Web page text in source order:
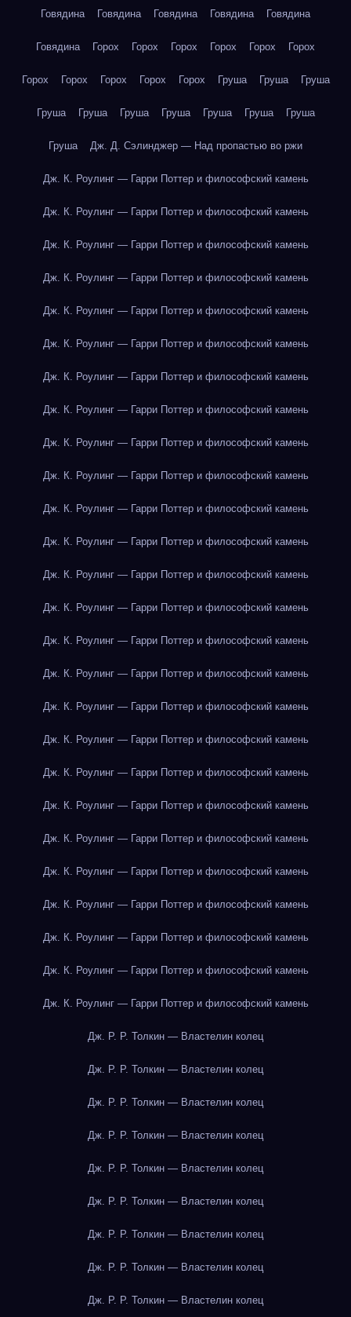
Говядина Говядина Говядина Говядина Говядина
Говядина Горох Горох Горох Горох Горох Горох
Горох Горох Горох Горох Горох Груша Груша Груша
Груша Груша Груша Груша Груша Груша Груша
Груша Дж. Д. Сэлинджер — Над пропастью во ржи
Дж. К. Роулинг — Гарри Поттер и философский камень
Дж. К. Роулинг — Гарри Поттер и философский камень
Дж. К. Роулинг — Гарри Поттер и философский камень
Дж. К. Роулинг — Гарри Поттер и философский камень
Дж. К. Роулинг — Гарри Поттер и философский камень
Дж. К. Роулинг — Гарри Поттер и философский камень
Дж. К. Роулинг — Гарри Поттер и философский камень
Дж. К. Роулинг — Гарри Поттер и философский камень
Дж. К. Роулинг — Гарри Поттер и философский камень
Дж. К. Роулинг — Гарри Поттер и философский камень
Дж. К. Роулинг — Гарри Поттер и философский камень
Дж. К. Роулинг — Гарри Поттер и философский камень
Дж. К. Роулинг — Гарри Поттер и философский камень
Дж. К. Роулинг — Гарри Поттер и философский камень
Дж. К. Роулинг — Гарри Поттер и философский камень
Дж. К. Роулинг — Гарри Поттер и философский камень
Дж. К. Роулинг — Гарри Поттер и философский камень
Дж. К. Роулинг — Гарри Поттер и философский камень
Дж. К. Роулинг — Гарри Поттер и философский камень
Дж. К. Роулинг — Гарри Поттер и философский камень
Дж. К. Роулинг — Гарри Поттер и философский камень
Дж. К. Роулинг — Гарри Поттер и философский камень
Дж. К. Роулинг — Гарри Поттер и философский камень
Дж. К. Роулинг — Гарри Поттер и философский камень
Дж. К. Роулинг — Гарри Поттер и философский камень
Дж. К. Роулинг — Гарри Поттер и философский камень
Дж. Р. Р. Толкин — Властелин колец
Дж. Р. Р. Толкин — Властелин колец
Дж. Р. Р. Толкин — Властелин колец
Дж. Р. Р. Толкин — Властелин колец
Дж. Р. Р. Толкин — Властелин колец
Дж. Р. Р. Толкин — Властелин колец
Дж. Р. Р. Толкин — Властелин колец
Дж. Р. Р. Толкин — Властелин колец
Дж. Р. Р. Толкин — Властелин колец